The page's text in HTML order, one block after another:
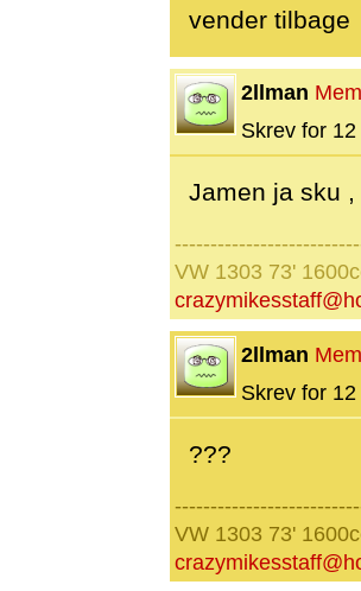
vender tilbage
2llman
Skrev for
Jamen ja sku
VW 1303 73'
2llman
Skrev for
???
VW 1303 73'